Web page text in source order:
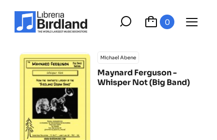
0
Michael Abene
Maynard Ferguson -
Whisper Not (Big Band)